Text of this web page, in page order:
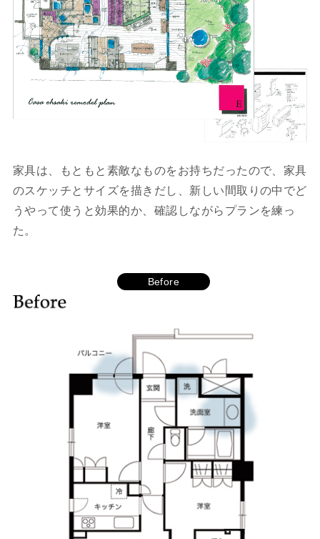
家具は、もともと素敵なものをお持ちだったので、家具
のスケッチとサイズを描きだし、新しい間取りの中でど
うやって使うと効果的か、確認しながらプランを練っ
た。
Before